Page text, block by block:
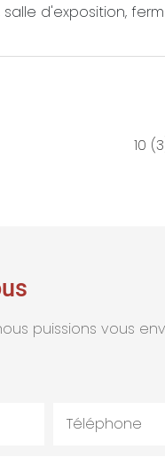
d'exposition,
puissions vous
Téléphone